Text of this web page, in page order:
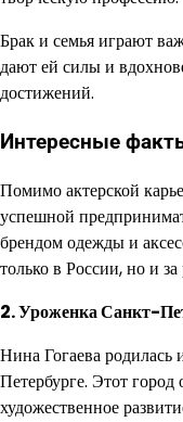
Брак и семья играют
дают ей силы и
достижений.
Интересные
Помимо актерской
успешной
брендом одежды и
только в России, но и
2. Уроженка Санкт-
Нина Гогаева
Петербурге. Этот город
художественное